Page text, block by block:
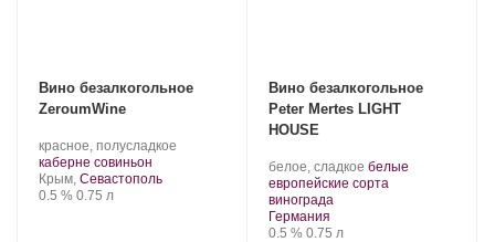
Вино безалкогольное
ZeroumWine
Производитель:
ZeroumWine.
красное, полусладкое
каберне совиньон
Регион:
Крым, Севастополь
Крепость
0.5 %. Объем
0.75 л
Вино безалкогольное
Peter Mertes LIGHT
HOUSE
Производитель:
Peter
Mertes.
белое, сладкое .
Сорт
белые
европейские сорта
винограда
Регион:
Германия
Крепость
0.5 %. Объем
0.75 л